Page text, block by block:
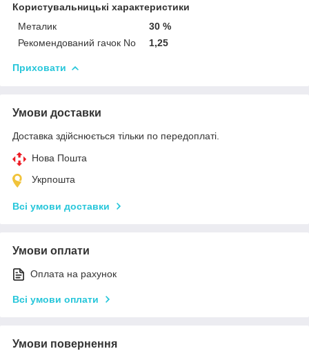
Користувальницькі характеристики
Металик
30 %
Рекомендований гачок No
1,25
Приховати
Умови доставки
Доставка здійснюється тільки по передоплаті.
Нова Пошта
Укрпошта
Всі умови доставки
Умови оплати
Оплата на рахунок
Всі умови оплати
Умови повернення